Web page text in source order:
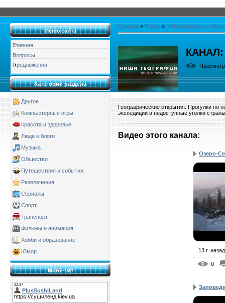
Меню сайта
Главная
Вопросы
Предложения
Категории раздела
Другое
Компьютерные игры
Красота и здоровье
Люди и блоги
Музыка
Общество
Путешествия и события
Развлечения
Сериалы
Спорт
Транспорт
Фильмы и анимация
Хобби и образование
Юмор
Мини-чат
Главная » Видео » Путешествия и
Географические открытия. Прогулки
экспедиции в недоступные уголки
Видео этого канала:
Озеро-
13 г. назад
0